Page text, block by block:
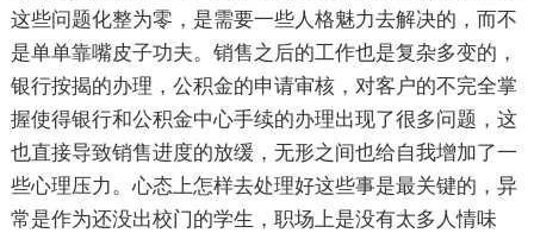
这些问题化整为零，是需要一些人格魅力去解决的，而不
是单单靠嘴皮子功夫。销售之后的工作也是复杂多变的，
银行按揭的办理，公积金的申请审核，对客户的不完全掌
握使得银行和公积金中心手续的办理出现了很多问题，这
也直接导致销售进度的放缓，无形之间也给自我增加了一
些心理压力。心态上怎样去处理好这些事是最关键的，异
常是作为还没出校门的学生，职场上是没有太多人情味